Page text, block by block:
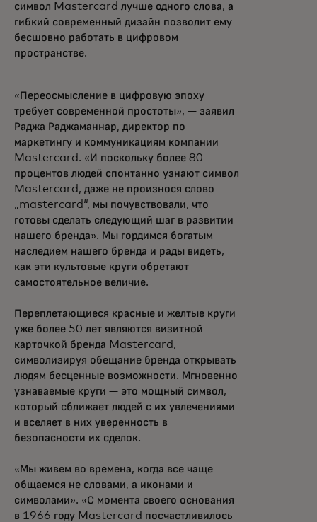
символ Mastercard лучше одного слова, а
гибкий современный дизайн позволит ему
бесшовно работать в цифровом
пространстве.
«Переосмысление в цифровую эпоху
требует современной простоты», — заявил
Раджа Раджаманнар, директор по
маркетингу и коммуникациям компании
Mastercard. «И поскольку более 80
процентов людей спонтанно узнают символ
Mastercard, даже не произнося слово
„mastercard“, мы почувствовали, что
готовы сделать следующий шаг в развитии
нашего бренда». Мы гордимся богатым
наследием нашего бренда и рады видеть,
как эти культовые круги обретают
самостоятельное величие.
Переплетающиеся красные и желтые круги
уже более 50 лет являются визитной
карточкой бренда Mastercard,
символизируя обещание бренда открывать
людям бесценные возможности. Мгновенно
узнаваемые круги — это мощный символ,
который сближает людей с их увлечениями
и вселяет в них уверенность в
безопасности их сделок.
«Мы живем во времена, когда все чаще
общаемся не словами, а иконами и
символами». «С момента своего основания
в 1966 году Mastercard посчастливилось